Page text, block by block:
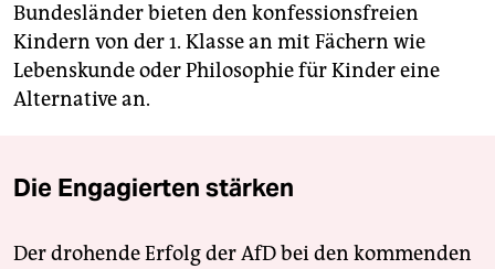
Bundesländer bieten den konfessionsfreien
Kindern von der 1. Klasse an mit Fächern wie
Lebenskunde oder Philosophie für Kinder eine
Alternative an.
Die Engagierten stärken
Der drohende Erfolg der AfD bei den kommenden